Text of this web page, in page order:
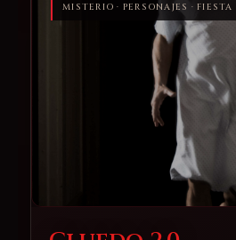
MISTERIO · PERSONAJES · FIESTA